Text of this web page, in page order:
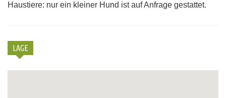
Haustiere: nur ein kleiner Hund ist auf Anfrage gestattet.
LAGE